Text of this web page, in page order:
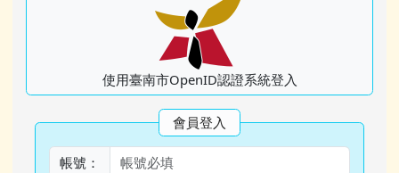
使用臺南市OpenID認證系統登入
會員登入
帳號：